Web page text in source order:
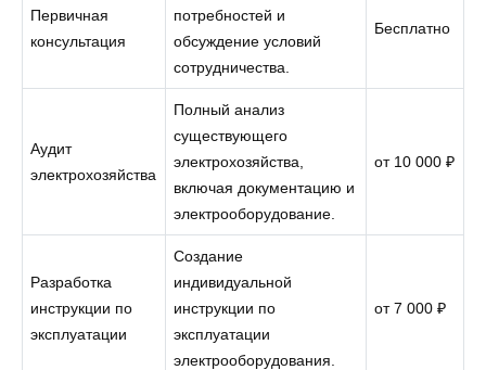
Первичная
консультация
потребностей и
обсуждение условий
сотрудничества.
Бесплатно
Аудит
электрохозяйства
Полный анализ
существующего
электрохозяйства,
включая документацию и
электрооборудование.
от 10 000 ₽
Разработка
инструкции по
эксплуатации
Создание
индивидуальной
инструкции по
эксплуатации
электрооборудования.
от 7 000 ₽